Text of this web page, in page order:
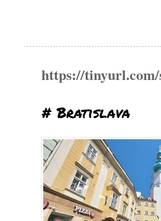
https://
# Bratislava